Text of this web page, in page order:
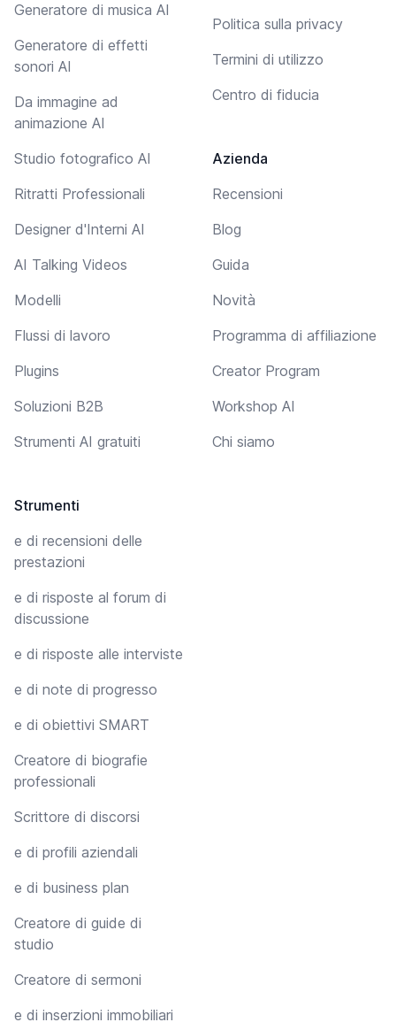
Generatore di musica AI
Generatore di effetti
sonori AI
Da immagine ad
animazione AI
Studio fotografico AI
Ritratti Professionali
Designer d'Interni AI
AI Talking Videos
Modelli
Flussi di lavoro
Plugins
Soluzioni B2B
Strumenti AI gratuiti
Strumenti
e di recensioni delle
prestazioni
e di risposte al forum di
discussione
e di risposte alle interviste
e di note di progresso
e di obiettivi SMART
Creatore di biografie
professionali
Scrittore di discorsi
e di profili aziendali
e di business plan
Creatore di guide di
studio
Creatore di sermoni
e di inserzioni immobiliari
Politica sulla privacy
Termini di utilizzo
Centro di fiducia
Azienda
Recensioni
Blog
Guida
Novità
Programma di affiliazione
Creator Program
Workshop AI
Chi siamo